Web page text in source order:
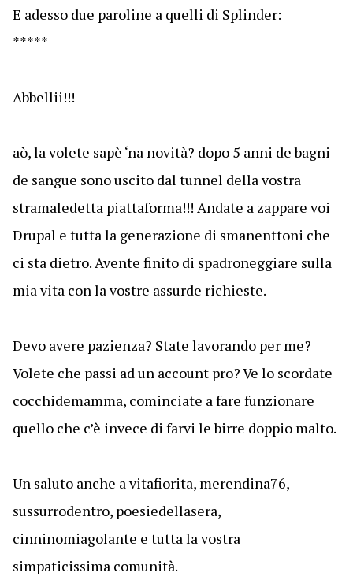
E adesso due paroline a quelli di Splinder:
*****
Abbellii!!!
aò, la volete sapè ‘na novità? dopo 5 anni de bagni
de sangue sono uscito dal tunnel della vostra
stramaledetta piattaforma!!! Andate a zappare voi
Drupal e tutta la generazione di smanenttoni che
ci sta dietro. Avente finito di spadroneggiare sulla
mia vita con la vostre assurde richieste.
Devo avere pazienza? State lavorando per me?
Volete che passi ad un account pro? Ve lo scordate
cocchidemamma, cominciate a fare funzionare
quello che c’è invece di farvi le birre doppio malto.
Un saluto anche a vitafiorita, merendina76,
sussurrodentro, poesiedellasera,
cinninomiagolante e tutta la vostra
simpaticissima comunità.